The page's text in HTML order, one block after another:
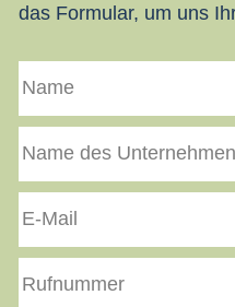
das Formular, um uns
des
Unternehmens
Mail